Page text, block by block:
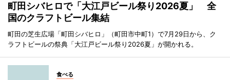
町田シバヒロで「大江戸ビール祭り2026夏」 全
国のクラフトビール集結
町田の芝生広場「町田シバヒロ」（町田市中町1）で7月29日から、ク
ラフトビールの祭典「大江戸ビール祭り2026夏」が開かれる。
食べる